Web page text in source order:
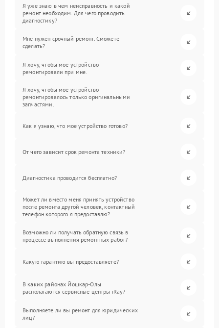
Я уже знаю в чем неисправность и какой
ремонт необходим. Для чего проводить
диагностику?
Мне нужен срочный ремонт. Сможете
сделать?
Я хочу, чтобы мое устройство
ремонтировали при мне.
Я хочу, чтобы мое устройство
ремонтировалось только оригинальными
запчастями.
Как я узнаю, что мое устройство готово?
От чего зависит срок ремонта техники?
Диагностика проводится бесплатно?
Может ли вместо меня принять устройство
после ремонта другой человек, контактный
телефон которого я предоставлю?
Возможно ли получать обратную связь в
процессе выполнения ремонтных работ?
Какую гарантию вы предоставляете?
В каких районах Йошкар-Олы
располагаются сервисные центры iRay?
Выполняете ли вы ремонт для юридических
лиц?